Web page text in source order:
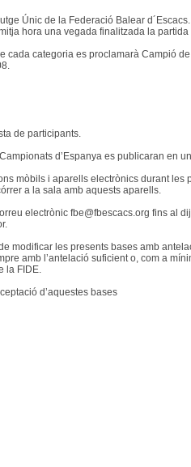
Únic de la Federació Balear
hora una vegada finalitzada la
cada categoria es proclamarà Campió
de participants.
d’Espanya es publicaran en
mòbils i aparells electrònics durant les
a la sala amb aquests aparells.
electrònic fbe@fbescacs.org fins al
modificar les presents bases amb
amb l’antelació suficient o, com a
la FIDE.
d’aquestes bases